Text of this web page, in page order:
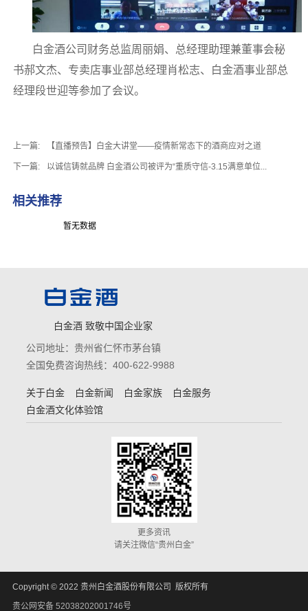
白金酒公司财务总监周丽娟、总经理助理兼董事会秘
书郝文杰、专卖店事业部总经理肖松志、白金酒事业部总
经理段世迎等参加了会议。
上一篇: 【直播预告】白金大讲堂——疫情新常态下的酒商应对之道
下一篇: 以诚信铸就品牌 白金酒公司被评为“重质守信-3.15满意单位...
相关推荐
暂无数据
白金酒 致敬中国企业家
公司地址：贵州省仁怀市茅台镇
全国免费咨询热线：400-622-9988
关于白金 白金新闻 白金家族
白金服务
白金酒文化体验馆
更多资讯
请关注微信“贵州白金”
Copyright © 2022 贵州白金酒股份有限公司 版权所有
贵公网安备 52038202001746号